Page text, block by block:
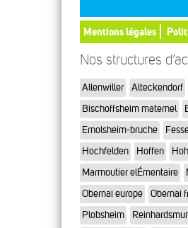
Mentions légales
Nos structures
Allenwiller Alteckendorf
Bischoffsheim maternel
Ernolsheim-bruche
Hochfelden
Hoffen
Marmoutier elÉmentaire
Obernai europe
Obernai
Plobsheim